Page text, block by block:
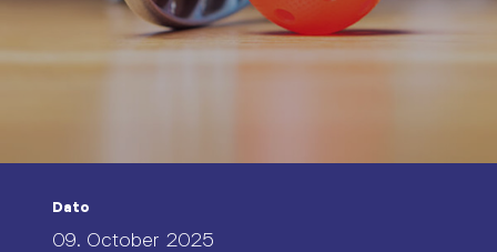
Dato
09. October 2025